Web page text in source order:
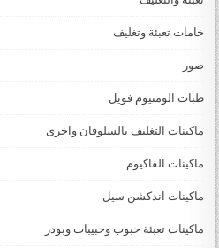
خامات تعبئة وتغليف
صور
طبات الومنيوم فويل
ماكينات التغليف بالسلوفان واخرى
ماكينات الفاكيوم
ماكينات اندكشن سيل
ماكينات تعبئة حبوب وحبيبات وبودر